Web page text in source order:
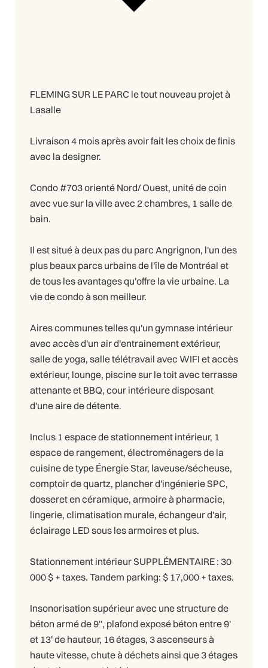
FLEMING SUR LE PARC le tout nouveau projet à
Lasalle
Livraison 4 mois après avoir fait les choix de finis
avec la designer.
Condo #703 orienté Nord/ Ouest, unité de coin
avec vue sur la ville avec 2 chambres, 1 salle de
bain.
Il est situé à deux pas du parc Angrignon, l'un des
plus beaux parcs urbains de l'île de Montréal et
de tous les avantages qu'offre la vie urbaine. La
vie de condo à son meilleur.
Aires communes telles qu'un gymnase intérieur
avec accès d'un air d'entrainement extérieur,
salle de yoga, salle télétravail avec WIFI et accès
extérieur, lounge, piscine sur le toit avec terrasse
attenante et BBQ, cour intérieure disposant
d'une aire de détente.
Inclus 1 espace de stationnement intérieur, 1
espace de rangement, électroménagers de la
cuisine de type Énergie Star, laveuse/sécheuse,
comptoir de quartz, plancher d'ingénierie SPC,
dosseret en céramique, armoire à pharmacie,
lingerie, climatisation murale, échangeur d'air,
éclairage LED sous les armoires et plus.
Stationnement intérieur SUPPLÉMENTAIRE : 30
000 $ + taxes. Tandem parking: $ 17,000 + taxes.
Insonorisation supérieur avec une structure de
béton armé de 9'', plafond exposé béton entre 9'
et 13' de hauteur, 16 étages, 3 ascenseurs à
haute vitesse, chute à déchets ainsi que 3 étages